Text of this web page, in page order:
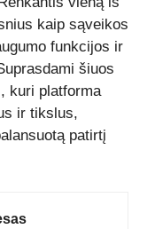
kaip sąveikos
funkcijos ir
šiuos
kuri platforma
ir tikslus,
patirtį